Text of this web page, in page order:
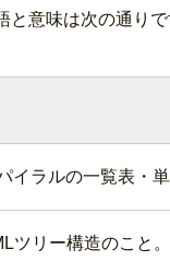
意味は次の通りで
イラルの一覧表・
ツリー構造のこと。